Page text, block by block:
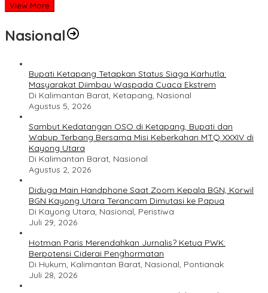
View More
Nasional
Bupati Ketapang Tetapkan Status Siaga Karhutla:
Masyarakat Diimbau Waspada Cuaca Ekstrem
Di Kalimantan Barat, Ketapang, Nasional
Agustus 5, 2026
Sambut Kedatangan OSO di Ketapang, Bupati dan
Wabup Terbang Bersama Misi Keberkahan MTQ XXXIV di
Kayong Utara
Di Kalimantan Barat, Nasional
Agustus 2, 2026
Diduga Main Handphone Saat Zoom Kepala BGN, Korwil
BGN Kayong Utara Terancam Dimutasi ke Papua
Di Kayong Utara, Nasional, Peristiwa
Juli 29, 2026
Hotman Paris Merendahkan Jurnalis? Ketua PWK:
Berpotensi Ciderai Penghormatan
Di Hukum, Kalimantan Barat, Nasional, Pontianak
Juli 28, 2026